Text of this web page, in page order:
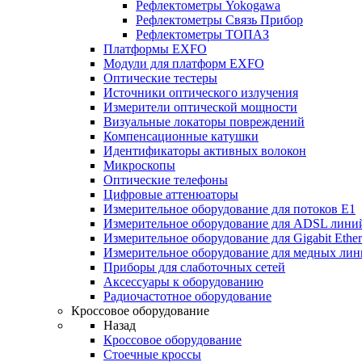
Рефлектометры Yokogawa
Рефлектометры Связь Прибор
Рефлектометры ТОПАЗ
Платформы EXFO
Модули для платформ EXFO
Оптические тестеры
Источники оптического излучения
Измерители оптической мощности
Визуальные локаторы повреждений
Компенсационные катушки
Идентификаторы активных волокон
Микроскопы
Оптические телефоны
Цифровые аттенюаторы
Измерительное оборудование для потоков Е1
Измерительное оборудование для ADSL
Измерительное оборудование для Gigabit
Измерительное оборудование для медных
Приборы для слаботочных сетей
Аксессуары к оборудованию
Радиочастотное оборудование
Кроссовое оборудование
Назад
Кроссовое оборудование
Стоечные кроссы